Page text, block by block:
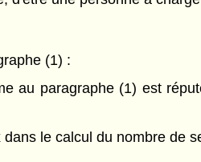
(1) :
au paragraphe (1) est
le calcul du nombre de